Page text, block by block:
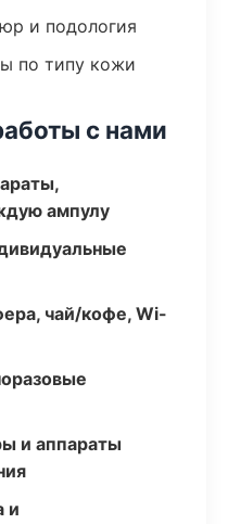
и подология
по типу кожи
с нами
ампулу
чай/кофе, Wi-
и аппараты
и